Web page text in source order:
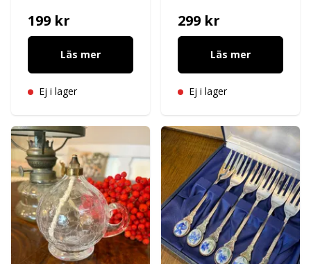
199 kr
Läs mer
Ej i lager
299 kr
Läs mer
Ej i lager